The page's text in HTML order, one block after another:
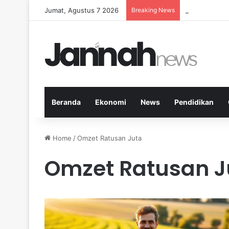
Jumat, Agustus 7 2026 Breaking News
Beranda Ekonomi News Pendidikan
Home /Omzet Ratusan Juta
Omzet Ratusan